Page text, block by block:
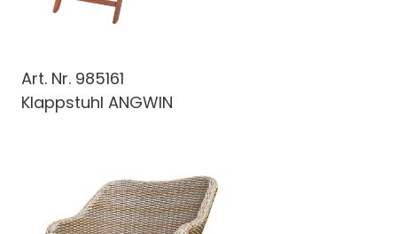
Art. Nr. 985161
Klappstuhl ANGWIN